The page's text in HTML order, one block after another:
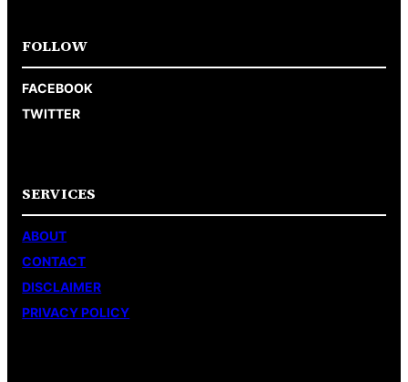
FOLLOW
FACEBOOK
TWITTER
SERVICES
ABOUT
CONTACT
DISCLAIMER
PRIVACY POLICY